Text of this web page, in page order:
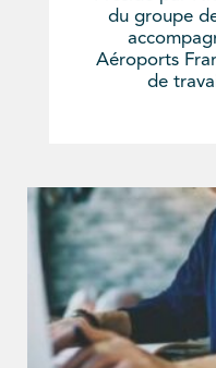
du groupe
Aéroports
de